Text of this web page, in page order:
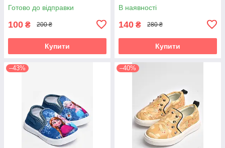
Готово до відправки
100 ₴ 200 ₴
Купити
В наявності
140 ₴ 280 ₴
Купити
–43% –40%